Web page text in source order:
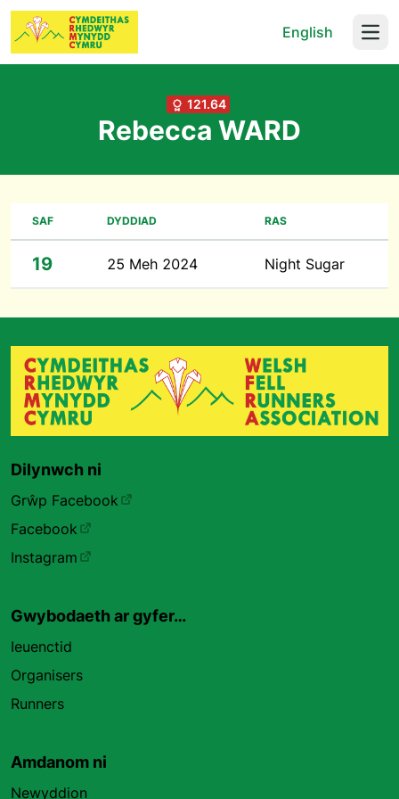
English
121.64
Rebecca WARD
SAF DYDDIAD RAS
19 25 Meh 2024 Night Sugar
Dilynwch ni
Grŵp Facebook
Facebook
Instagram
Gwybodaeth ar gyfer…
Ieuenctid
Organisers
Runners
Amdanom ni
Newyddion